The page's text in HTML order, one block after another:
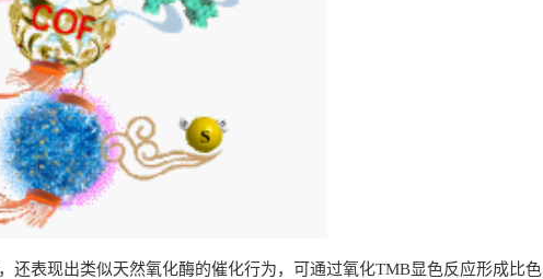
还表现出类似天然氧化酶的催化行为，可通过氧化TMB显色反应形成比色